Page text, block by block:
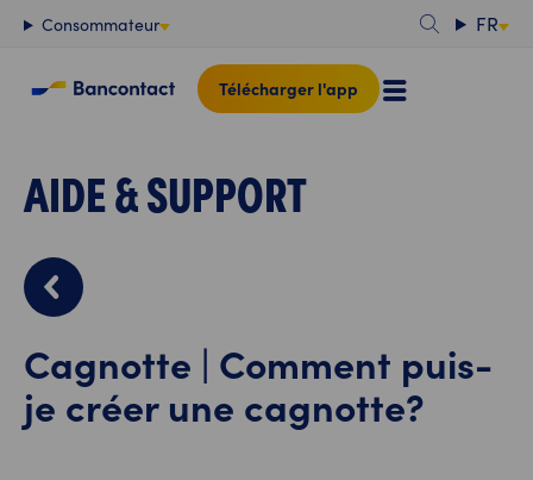
Contenu
Consommateur FR
Télécharger l'app
AIDE & SUPPORT
Cagnotte | Comment puis-
je créer une cagnotte?